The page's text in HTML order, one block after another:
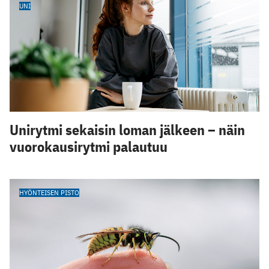
UNI
Unirytmi sekaisin loman jälkeen – näin
vuorokausirytmi palautuu
HYÖNTEISEN PISTO